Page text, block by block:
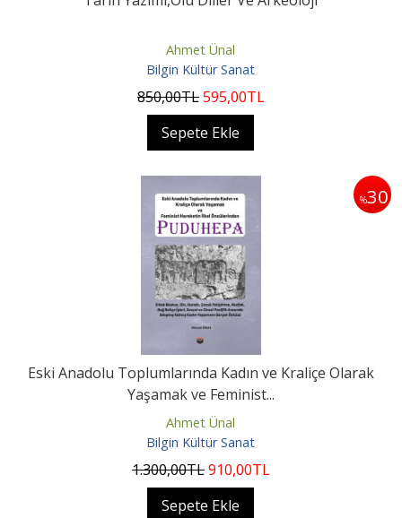
Ahmet Ünal
Bilgin Kültür Sanat
850,00TL595,00TL
Sepete Ekle
%30
Eski Anadolu Toplumlarında Kadın ve Kraliçe Olarak
Yaşamak ve Feminist...
Ahmet Ünal
Bilgin Kültür Sanat
1.300,00TL910,00TL
Sepete Ekle